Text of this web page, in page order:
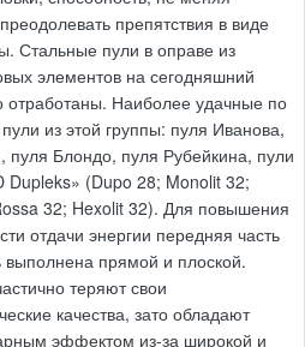
препятствия в виде
Стальные пули в оправе из
элементов на сегодняшний
отработаны. Наиболее удачные по
пули из этой группы: пуля Иванова,
пуля Блондо, пуля Рубейкина, пули
Dupleks» (Dupo 28; Monolit 32;
32; Hexolit 32). Для повышения
отдачи энергии передняя часть
выполнена прямой и плоской.
теряют свои
качества, зато обладают
эффектом из-за широкой и